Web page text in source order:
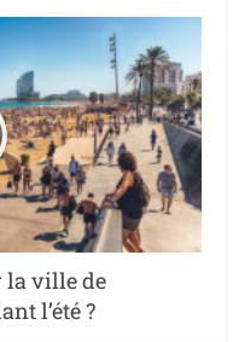
la ville de
l’été ?